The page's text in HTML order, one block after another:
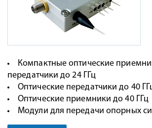
Компактные оптические
передатчики до 24 ГГц
Оптические передатчики до 40
Оптические приемники до 40 ГГц
Модули для передачи опорных